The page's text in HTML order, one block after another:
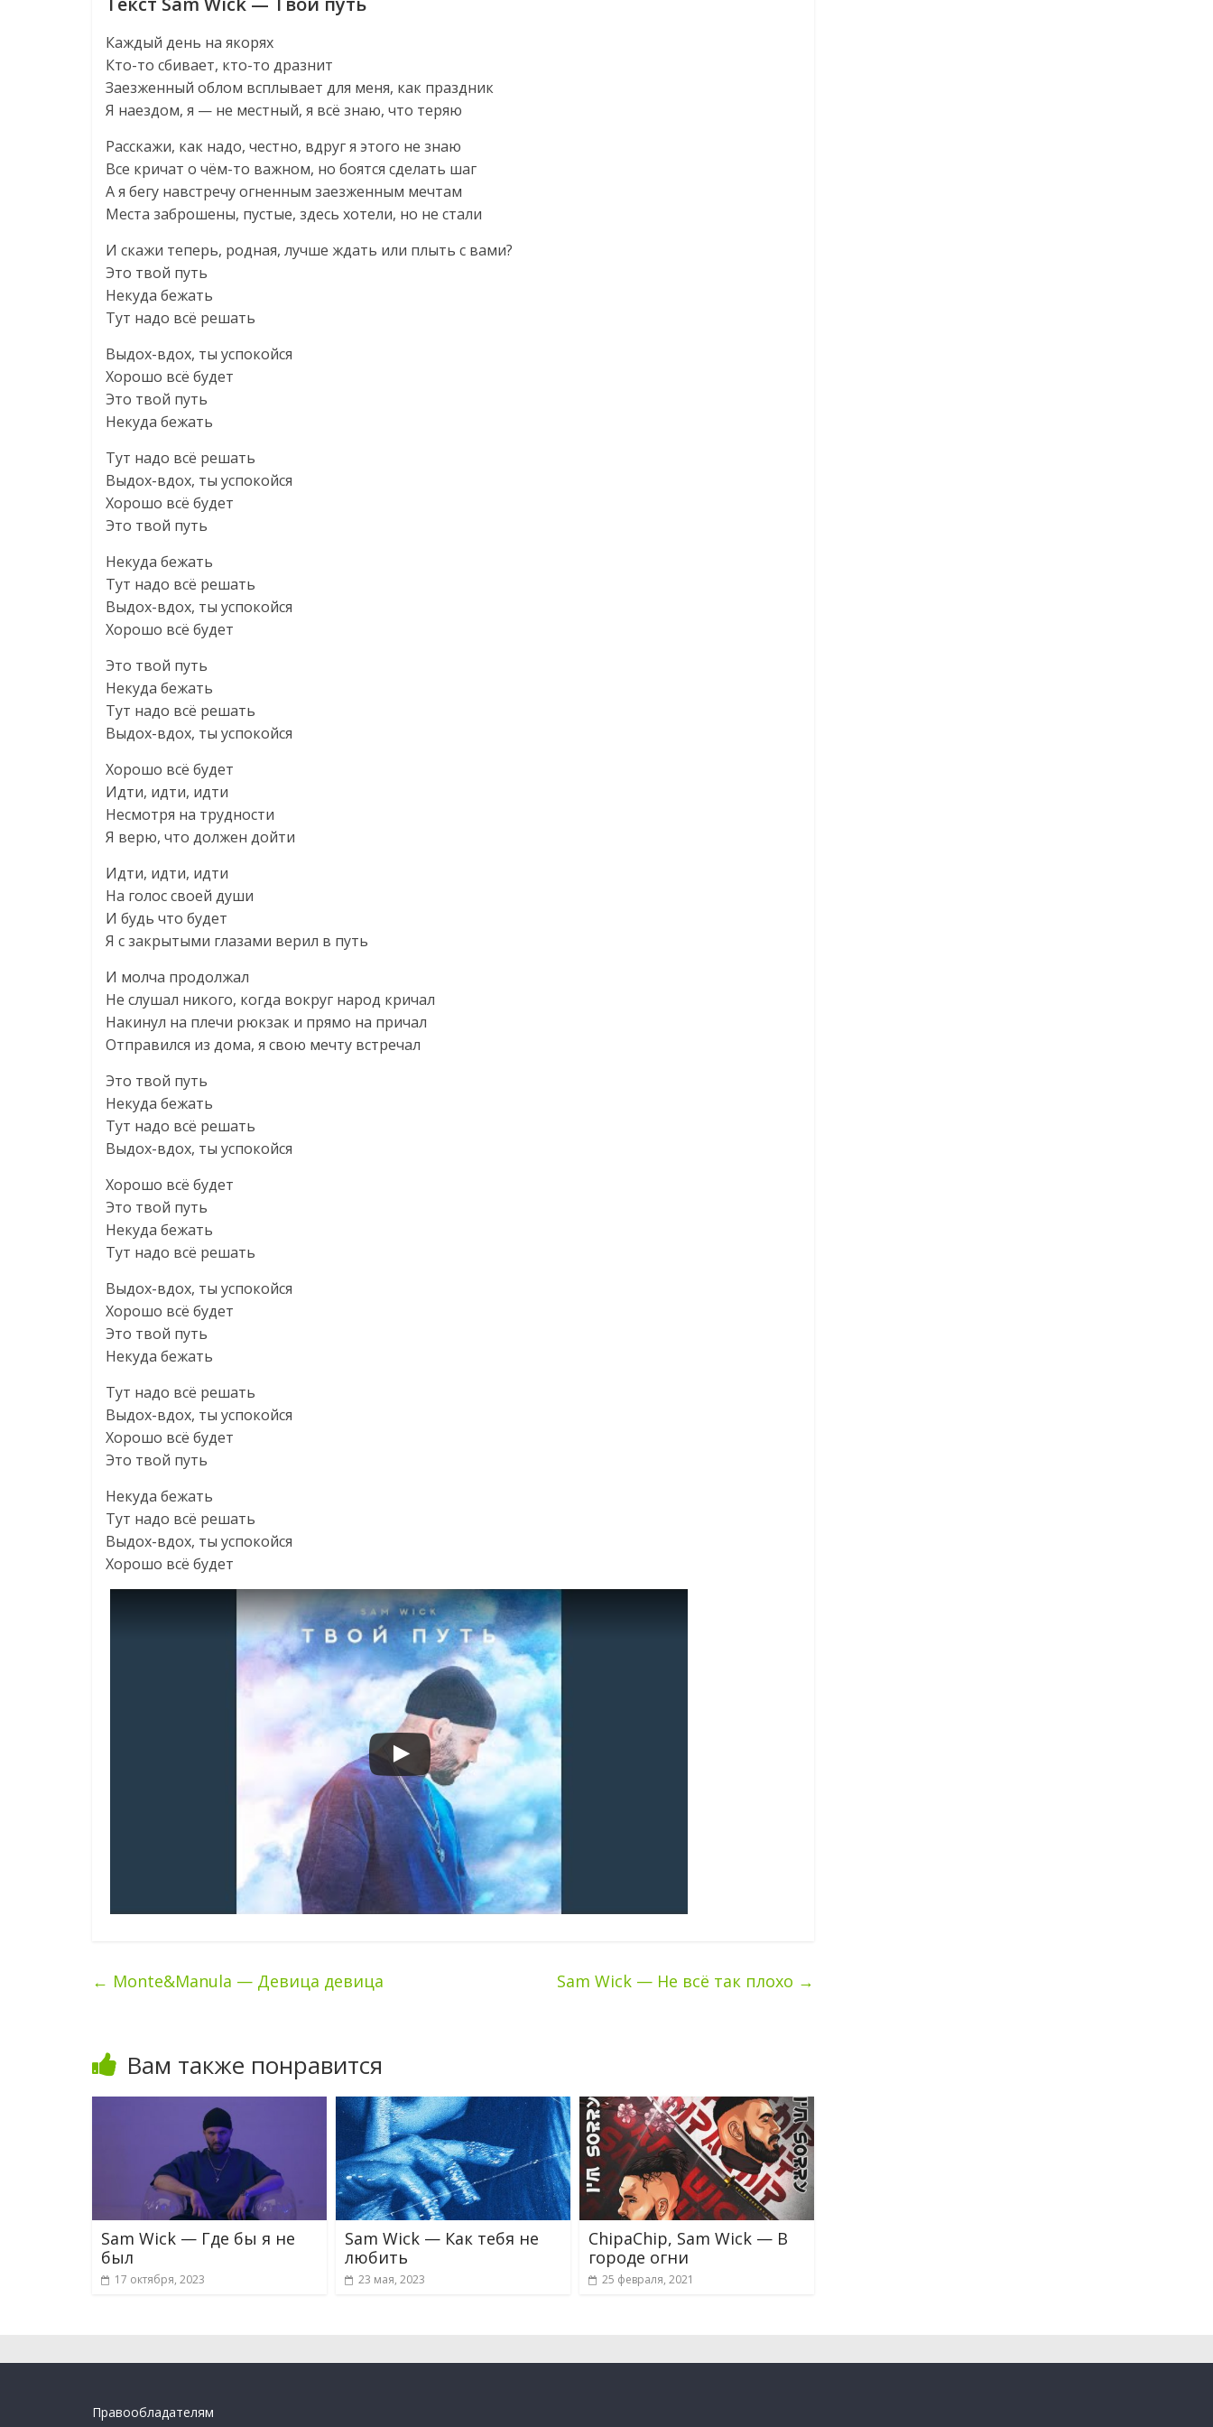
Каждый день на якорях
Кто-то сбивает, кто-то дразнит
Заезженный облом всплывает для меня, как праздник
Я наездом, я — не местный, я всё знаю, что теряю
Расскажи, как надо, честно, вдруг я этого не знаю
Все кричат о чём-то важном, но боятся сделать шаг
А я бегу навстречу огненным заезженным мечтам
Места заброшены, пустые, здесь хотели, но не стали
И скажи теперь, родная, лучше ждать или плыть с вами?
Это твой путь
Некуда бежать
Тут надо всё решать
Выдох-вдох, ты успокойся
Хорошо всё будет
Это твой путь
Некуда бежать
Тут надо всё решать
Выдох-вдох, ты успокойся
Хорошо всё будет
Это твой путь
Некуда бежать
Тут надо всё решать
Выдох-вдох, ты успокойся
Хорошо всё будет
Это твой путь
Некуда бежать
Тут надо всё решать
Выдох-вдох, ты успокойся
Хорошо всё будет
Идти, идти, идти
Несмотря на трудности
Я верю, что должен дойти
Идти, идти, идти
На голос своей души
И будь что будет
Я с закрытыми глазами верил в путь
И молча продолжал
Не слушал никого, когда вокруг народ кричал
Накинул на плечи рюкзак и прямо на причал
Отправился из дома, я свою мечту встречал
Это твой путь
Некуда бежать
Тут надо всё решать
Выдох-вдох, ты успокойся
Хорошо всё будет
Это твой путь
Некуда бежать
Тут надо всё решать
Выдох-вдох, ты успокойся
Хорошо всё будет
Это твой путь
Некуда бежать
Тут надо всё решать
Выдох-вдох, ты успокойся
Хорошо всё будет
Это твой путь
Некуда бежать
Тут надо всё решать
Выдох-вдох, ты успокойся
Хорошо всё будет
← Monte&Manula — Девица девица Sam Wick — Не всё так плохо →
Вам также понравится
Sam Wick — Где бы я не
был
17 октября, 2023
Sam Wick — Как тебя не
любить
23 мая, 2023
ChipaChip, Sam Wick — В
городе огни
25 февраля, 2021
Правообладателям